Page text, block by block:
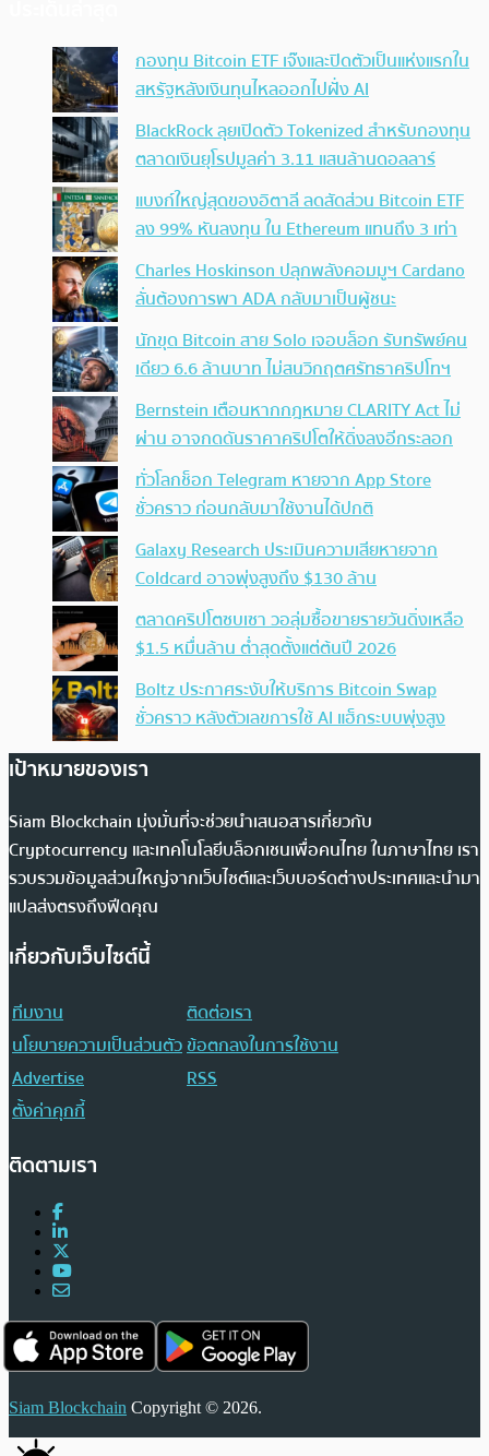
กองทุน Bitcoin ETF เจ๊งและปิดตัวเป็นแห่งแรกใน
สหรัฐหลังเงินทุนไหลออกไปฝั่ง AI
BlackRock ลุยเปิดตัว Tokenized สำหรับกองทุน
ตลาดเงินยุโรปมูลค่า 3.11 แสนล้านดอลลาร์
แบงก์ใหญ่สุดของอิตาลี ลดสัดส่วน Bitcoin ETF
ลง 99% หันลงทุน ใน Ethereum แทนถึง 3 เท่า
Charles Hoskinson ปลุกพลังคอมมูฯ Cardano
ลั่นต้องการพา ADA กลับมาเป็นผู้ชนะ
นักขุด Bitcoin สาย Solo เจอบล็อก รับทรัพย์คน
เดียว 6.6 ล้านบาท ไม่สนวิกฤตศรัทธาคริปโทฯ
Bernstein เตือนหากกฎหมาย CLARITY Act ไม่
ผ่าน อาจกดดันราคาคริปโตให้ดิ่งลงอีกระลอก
ทั่วโลกช็อก Telegram หายจาก App Store
ชั่วคราว ก่อนกลับมาใช้งานได้ปกติ
Galaxy Research ประเมินความเสียหายจาก
Coldcard อาจพุ่งสูงถึง $130 ล้าน
ตลาดคริปโตซบเซา วอลุ่มซื้อขายรายวันดิ่งเหลือ
$1.5 หมื่นล้าน ต่ำสุดตั้งแต่ต้นปี 2026
Boltz ประกาศระงับให้บริการ Bitcoin Swap
ชั่วคราว หลังตัวเลขการใช้ AI แฮ็กระบบพุ่งสูง
เป้าหมายของเรา
Siam Blockchain มุ่งมั่นที่จะช่วยนำเสนอสารเกี่ยวกับ
Cryptocurrency และเทคโนโลยีบล็อกเชนเพื่อคนไทย ในภาษาไทย เรา
รวบรวมข้อมูลส่วนใหญ่จากเว็บไซต์และเว็บบอร์ดต่างประเทศและนำมา
แปลส่งตรงถึงฟีดคุณ
เกี่ยวกับเว็บไซต์นี้
ทีมงาน
ติดต่อเรา
นโยบายความเป็นส่วนตัวข้อตกลงในการใช้งาน
Advertise
RSS
ตั้งค่าคุกกี้
ติดตามเรา
Siam Blockchain Copyright © 2026.